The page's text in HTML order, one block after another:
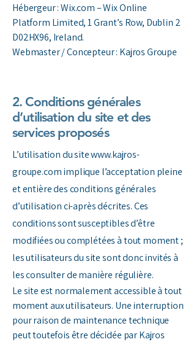
Hébergeur : Wix.com – Wix Online
Platform Limited, 1 Grant’s Row, Dublin 2
D02HX96, Ireland.
Webmaster / Concepteur : Kajros Groupe
2. Conditions générales
d’utilisation du site et des
services proposés
L’utilisation du sitewww.kajros-
groupe.comimplique l’acceptation pleine
et entière des conditions générales
d’utilisation ci-après décrites. Ces
conditions sont susceptibles d’être
modifiées ou complétées à tout moment ;
les utilisateurs du site sont donc invités à
les consulter de manière régulière.
Le site est normalement accessible à tout
moment aux utilisateurs. Une interruption
pour raison de maintenance technique
peut toutefois être décidée par Kajros